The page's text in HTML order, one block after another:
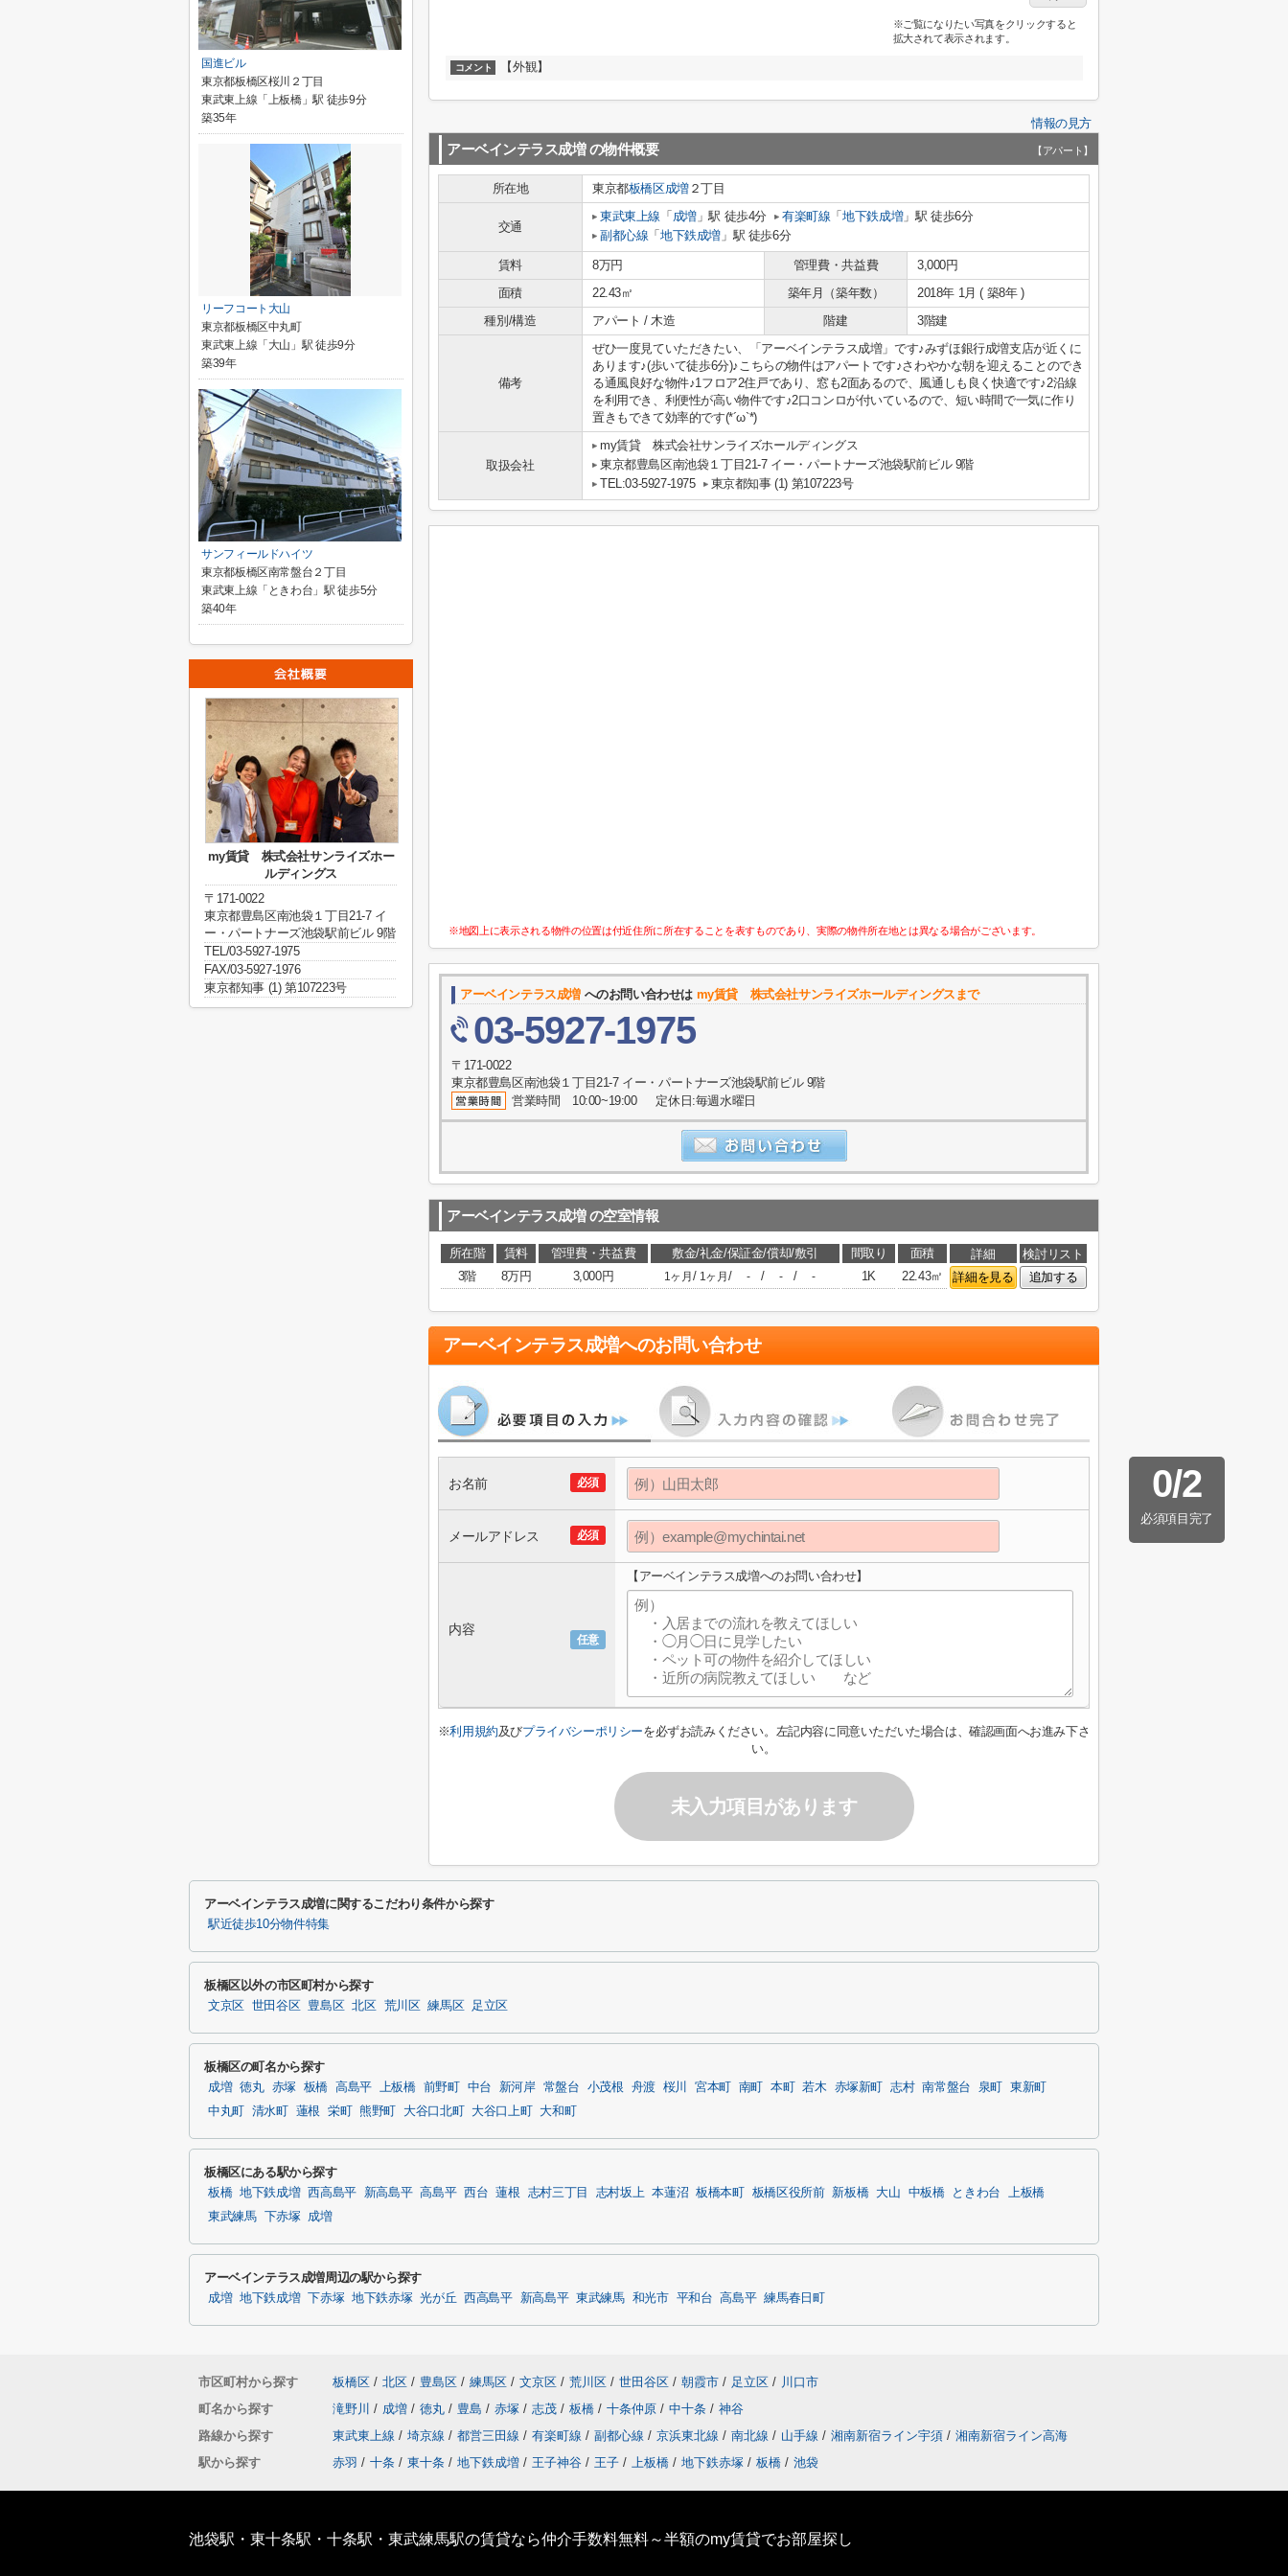
※ご覧になりたい写真をクリックすると
拡大されて表示されます。
コメント 【外観】
情報の見方
アーベインテラス成増 の物件概要 【アパート】
所在地 東京都板橋区成増２丁目
交通
東武東上線 「 成増」駅 徒歩4分 有楽町線 「地下鉄成増」駅 徒歩6分
副都心線 「地下鉄成増 」駅 徒歩6分
賃料 8万円 管理費・共益費
3,000円
面積
22.43㎡ 築年月（築年数）
2018年 1月 ( 築8年 )
種別/構造
アパート / 木造 階建 3階建
備考
ぜひ一度見ていただきたい、「アーベインテラス成増」です♪みずほ銀行成増支店が近くに
あります♪(歩いて徒歩6分)♪こちらの物件はアパートです♪さわやかな朝を迎えることのでき
る通風良好な物件♪1フロア2住戸であり、窓も2面あるので、風通しも良く快適です♪2沿線
を利用でき、利便性が高い物件です♪2口コンロが付いているので、短い時間で一気に作り
置きもできて効率的です(*´ω`*)
取扱会社
my賃貸 株式会社サンライズホールディングス
東京都豊島区南池袋１丁目21-7 イー・パートナーズ池袋駅前ビル 9階
TEL:03-5927-1975
東京都知事 (1) 第107223号
※地図上に表示される物件の位置は付近住所に所在することを表すものであり、実際の物件所在地とは異なる場合がございます。
アーベインテラス成増 へのお問い合わせは my賃貸 株式会社サンライズホールディングスまで
03-5927-1975
〒171-0022
東京都豊島区南池袋１丁目21-7 イー・パートナーズ池袋駅前ビル 9階
営業時間 10:00~19:00 定休日:毎週水曜日
アーベインテラス成増 の空室情報
所在階 賃料 管理費・共益費 敷金/礼金/保証金/償却/敷引 間取り 面積 詳細
検討リスト
3階
8万円 3,000円 1ヶ月 / 1ヶ月 / - / - / - 1K 22.43㎡ 詳細を見る 追加する
アーベインテラス成増へのお問い合わせ
0/2
必須項目完了
必須
お名前
必須
メールアドレス
任意
内容
【アーベインテラス成増へのお問い合わせ】
※利用規約及びプライバシーポリシーを必ずお読みください。左記内容に同意いただいた場合は、確認画面へお進み下さ
い。
未入力項目があります
国進ビル
東京都板橋区桜川２丁目
東武東上線「上板橋」駅 徒歩9分
築35年
リーフコート大山
東京都板橋区中丸町
東武東上線「大山」駅 徒歩9分
築39年
サンフィールドハイツ
東京都板橋区南常盤台２丁目
東武東上線「ときわ台」駅 徒歩5分
築40年
my賃貸 株式会社サンライズホー
ルディングス
〒171-0022
東京都豊島区南池袋１丁目21-7 イ
ー・パートナーズ池袋駅前ビル 9階
TEL/03-5927-1975
FAX/03-5927-1976
東京都知事 (1) 第107223号
アーベインテラス成増に関するこだわり条件から探す
駅近徒歩10分物件特集
板橋区以外の市区町村から探す
文京区 世田谷区 豊島区 北区 荒川区 練馬区 足立区
板橋区の町名から探す
成増 徳丸 赤塚 板橋 高島平 上板橋 前野町 中台 新河岸 常盤台 小茂根 舟渡 桜川 宮本町 南町 本町 若木 赤塚新町 志村 南常盤台 泉町
東新町
中丸町
清水町 蓮根 栄町 熊野町 大谷口北町 大谷口上町 大和町
板橋区にある駅から探す
板橋 地下鉄成増 西高島平 新高島平 高島平 西台 蓮根 志村三丁目 志村坂上 本蓮沼 板橋本町 板橋区役所前 新板橋 大山 中板橋 ときわ台
上板橋
東武練馬
下赤塚 成増
アーベインテラス成増周辺の駅から探す
成増 地下鉄成増 下赤塚 地下鉄赤塚 光が丘 西高島平 新高島平 東武練馬 和光市 平和台 高島平 練馬春日町
市区町村から探す 板橋区 / 北区 / 豊島区 / 練馬区 / 文京区 / 荒川区 / 世田谷区 / 朝霞市 / 足立区 / 川口市
町名から探す
滝野川 / 成増 / 徳丸 / 豊島 / 赤塚 / 志茂 / 板橋 / 十条仲原 / 中十条 / 神谷
路線から探す
東武東上線 / 埼京線 / 都営三田線 / 有楽町線 / 副都心線 / 京浜東北線 / 南北線 / 山手線 / 湘南新宿ライン宇須 / 湘南新宿ライン高海
駅から探す
赤羽 / 十条 / 東十条 / 地下鉄成増 / 王子神谷 / 王子 / 上板橋 / 地下鉄赤塚 / 板橋 / 池袋
池袋駅・東十条駅・十条駅・東武練馬駅の賃貸なら仲介手数料無料～半額のmy賃貸でお部屋探し